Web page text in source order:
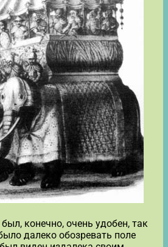
конечно, очень удобен, так
далеко обозревать поле